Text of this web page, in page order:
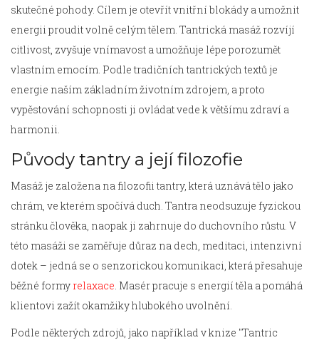
skutečné pohody. Cílem je otevřít vnitřní blokády a umožnit
energii proudit volně celým tělem. Tantrická masáž rozvíjí
citlivost, zvyšuje vnímavost a umožňuje lépe porozumět
vlastním emocím. Podle tradičních tantrických textů je
energie naším základním životním zdrojem, a proto
vypěstování schopnosti ji ovládat vede k většímu zdraví a
harmonii.
Původy tantry a její filozofie
Masáž je založena na filozofii tantry, která uznává tělo jako
chrám, ve kterém spočívá duch. Tantra neodsuzuje fyzickou
stránku člověka, naopak ji zahrnuje do duchovního růstu. V
této masáži se zaměřuje důraz na dech, meditaci, intenzivní
dotek – jedná se o senzorickou komunikaci, která přesahuje
běžné formy relaxace. Masér pracuje s energií těla a pomáhá
klientovi zažít okamžiky hlubokého uvolnění.
Podle některých zdrojů, jako například v knize "Tantric